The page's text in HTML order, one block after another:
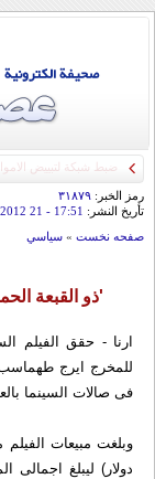
رمز الخبر: ۳۱۸۷۹
تأريخ النشر: 17:51
- 21 August 2012
صفحه نخست » سياسي
'ذو القبعة
ارنا - حقق الفیلم
للمخرج ایرج
فی صالات السینما